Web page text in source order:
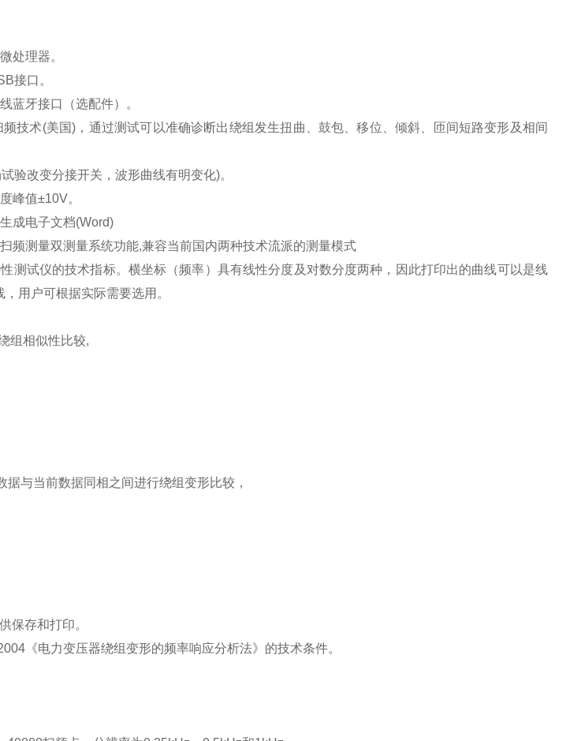
处理器。
接口。
蓝牙接口（选配件）。
频技术(美国) ，通过测试可以准确诊断出绕组发生扭曲、鼓包、移位、倾斜、匝间短路变形及相间
验改变分接开关，波形曲线有明变化)。
峰值±10V。
成电子文档(Word)
频测量双测量系统功能,兼容当前国内两种技术流派的测量模式
测试仪的技术指标。横坐标（频率）具有线性分度及对数分度两种，因此打印出的曲线可以是线
用户可根据实际需要选用。
组相似性比较,
据与当前数据同相之间进行绕组变形比较，
保存和打印。
《电力变压器绕组变形的频率响应分析法》的技术条件。